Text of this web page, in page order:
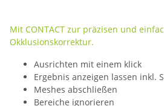
Mit CONTACT zur präzisen und
Okklusionskorrektur.
Ausrichten mit einem klick
Ergebnis anzeigen lassen inkl.
Meshes abschließen
Bereiche ignorieren